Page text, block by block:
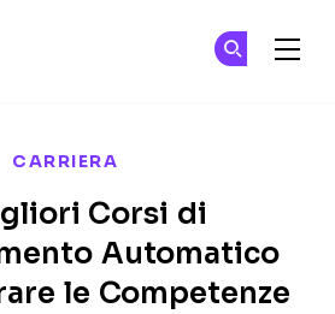
CARRIERA
Corsi di
Automatico
le Competenze